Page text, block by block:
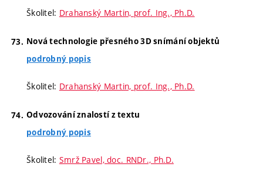
Školitel: Drahanský Martin, prof. Ing., Ph.D.
Nová technologie přesného 3D snímání objektů
podrobný popis
Školitel: Drahanský Martin, prof. Ing., Ph.D.
Odvozování znalostí z textu
podrobný popis
Školitel: Smrž Pavel, doc. RNDr., Ph.D.